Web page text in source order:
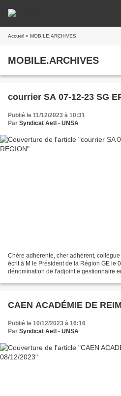
Accueil » MOBILE.ARCHIVES
MOBILE.ARCHIVES
courrier SA 07-12-23 SG
Publié le 11/12/2023 à 10:31
Par Syndicat AetI - UNSA
Chère adhérente, cher adhérent,
écrit à M le Président de la Région GE le
dénomination de l'adjoint.e gestionnaire
CAEN ACADÉMIE DE
Publié le 10/12/2023 à 16:16
Par Syndicat AetI - UNSA